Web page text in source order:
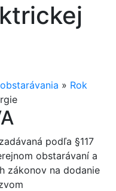
» Rok
podľa §117
obstarávaní a
zákonov na dodanie